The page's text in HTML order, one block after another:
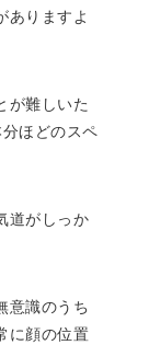
ありますよ
が難しいた
ほどのスペ
道がしっか
意識のうち
に顔の位置